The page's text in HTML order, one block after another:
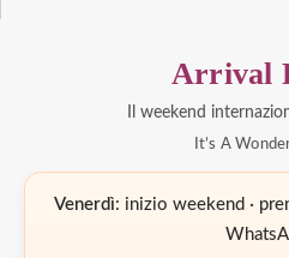
Arrival
Il weekend
It’s A
Venerdì: inizio weekend ·